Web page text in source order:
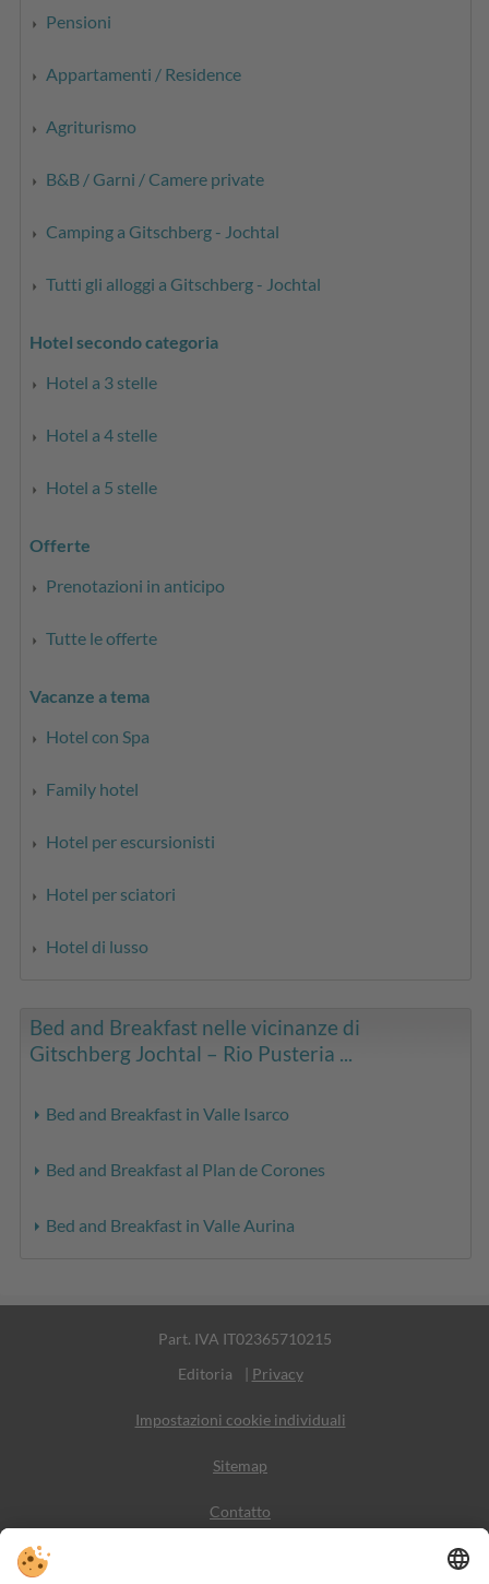
Pensioni
Appartamenti / Residence
Agriturismo
B&B / Garni / Camere private
Camping a Gitschberg - Jochtal
Tutti gli alloggi a Gitschberg - Jochtal
Hotel secondo categoria
Hotel a 3 stelle
Hotel a 4 stelle
Hotel a 5 stelle
Offerte
Prenotazioni in anticipo
Tutte le offerte
Vacanze a tema
Hotel con Spa
Family hotel
Hotel per escursionisti
Hotel per sciatori
Hotel di lusso
Bed and Breakfast nelle vicinanze di
Gitschberg Jochtal – Rio Pusteria ...
Bed and Breakfast in Valle Isarco
Bed and Breakfast al Plan de Corones
Bed and Breakfast in Valle Aurina
Part. IVA IT02365710215
Editoria
| Privacy
Impostazioni cookie individuali
Sitemap
Contatto